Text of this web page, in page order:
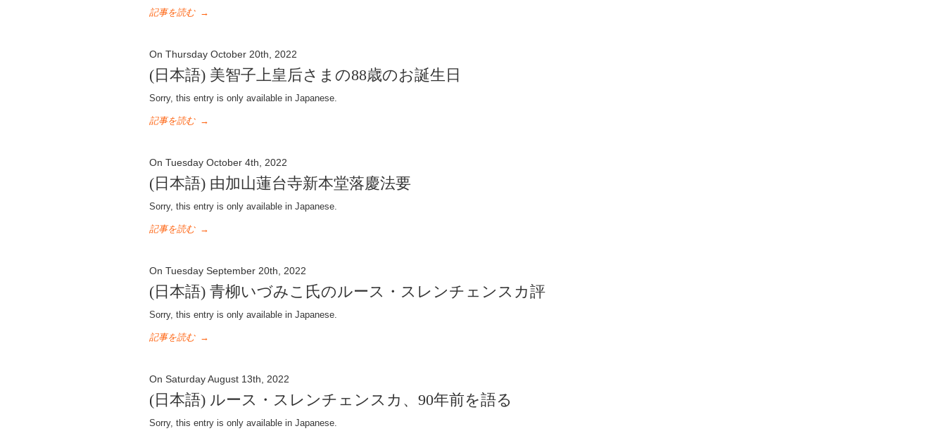
記事を読む →
On Thursday October 20th, 2022
(日本語) 美智子上皇后さまの88歳のお誕生日
Sorry, this entry is only available in Japanese.
記事を読む →
On Tuesday October 4th, 2022
(日本語) 由加山蓮台寺新本堂落慶法要
Sorry, this entry is only available in Japanese.
記事を読む →
On Tuesday September 20th, 2022
(日本語) 青柳いづみこ氏のルース・スレンチェンスカ評
Sorry, this entry is only available in Japanese.
記事を読む →
On Saturday August 13th, 2022
(日本語) ルース・スレンチェンスカ、90年前を語る
Sorry, this entry is only available in Japanese.